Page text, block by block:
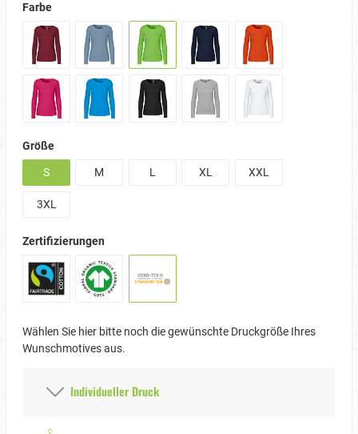
Farbe
Größe
S
M L XL XXL
3XL
Zertifizierungen
Wählen Sie hier bitte noch die gewünschte Druckgröße Ihres
Wunschmotives aus.
Individueller Druck